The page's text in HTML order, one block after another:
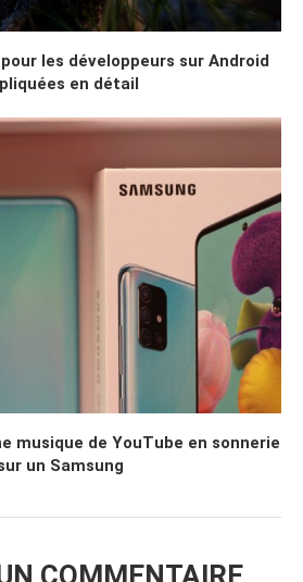
les développeurs sur Android
en détail
musique de YouTube en sonnerie
un Samsung